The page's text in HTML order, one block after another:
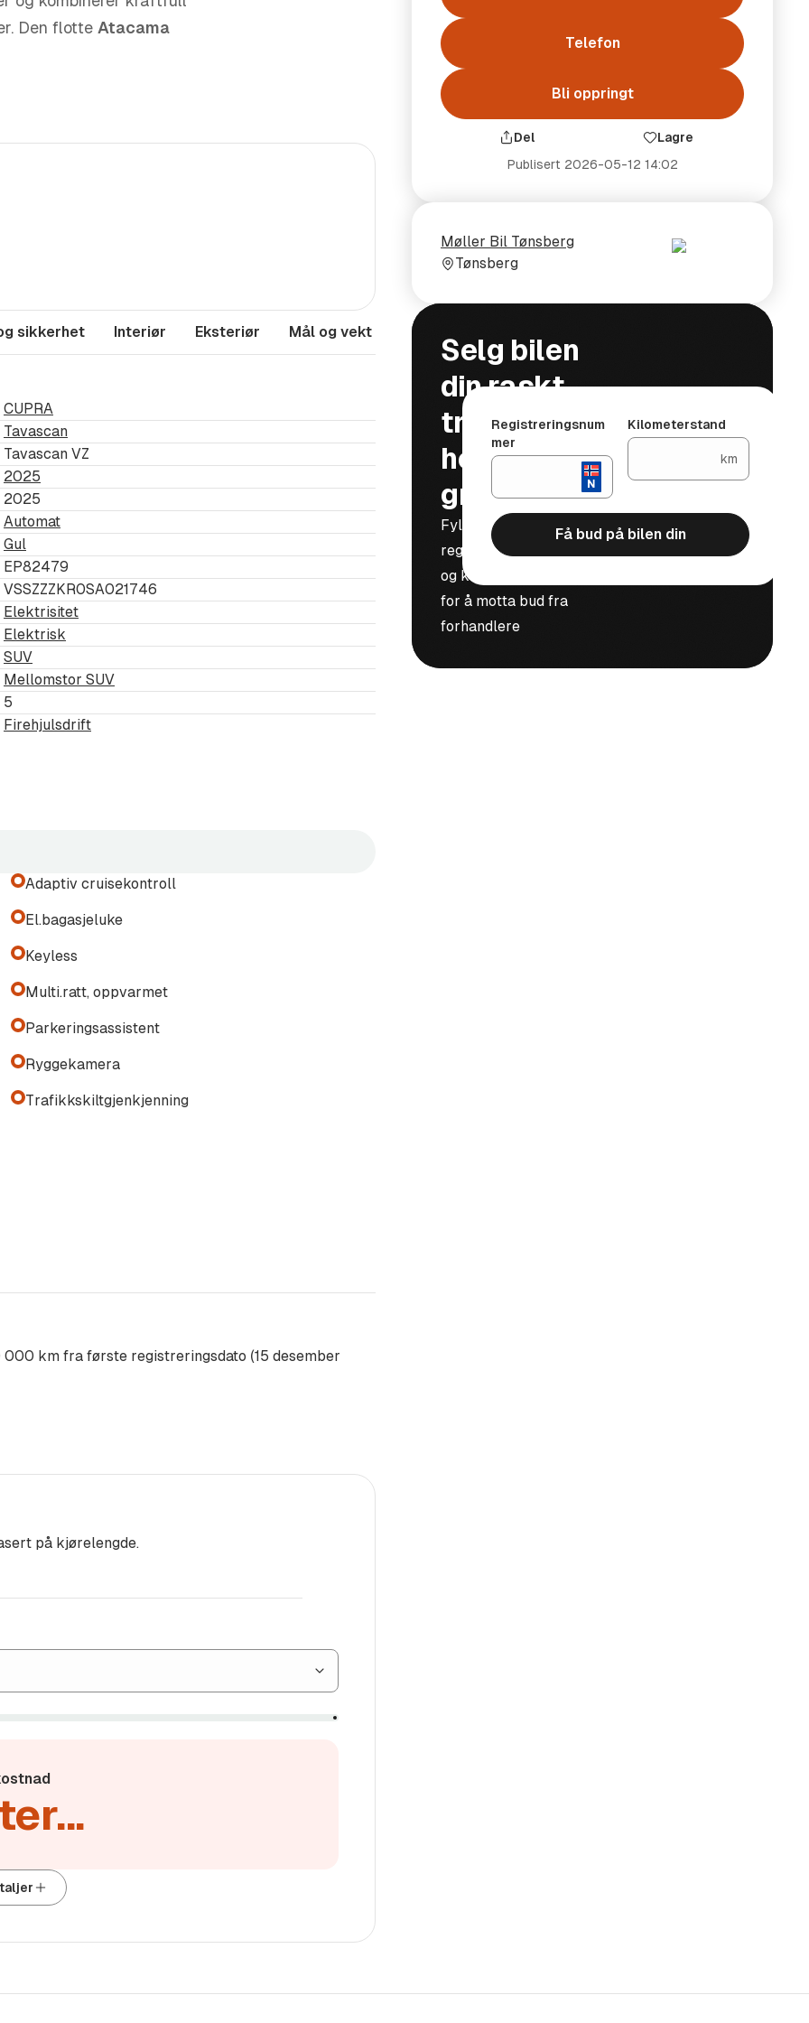
Telefon
Bli oppringt
Del
Lagre
Publisert 2026-05-12 14:02
Selger
Møller Bil Tønsberg
Selgerens
plass
Tønsberg
Selg bilen
din raskt,
trygt og
helt
gratis
Fyll inn
registreringsnummer
og kilometerstand
for å motta bud fra
forhandlere
Registreringsnum
mer
Kilometerstand
km
Få bud på bilen din
Den flotte Atacama
vinterpakke for optimal
firehjulsdrift er dette en
krevende oppgaver.
køassistent
speil
gamle bil såfremt bilen din
andre tilbud. Tilbudet
i denne bilen kan bli
Norge, som per i dag er
for å forstå omfanget.
sikkerhet Interiør Eksteriør Mål og vekt
CUPRA
Tavascan
Tavascan VZ
2025
2025
Automat
Gul
EP82479
VSSZZZKR0SA021746
Elektrisitet
Elektrisk
SUV
Mellomstor SUV
5
Firehjulsdrift
Adaptiv cruisekontroll
El.bagasjeluke
Keyless
Multi.ratt, oppvarmet
Parkeringsassistent
Ryggekamera
Trafikkskiltgjenkjenning
km fra første registreringsdato (15 desember
på kjørelengde.